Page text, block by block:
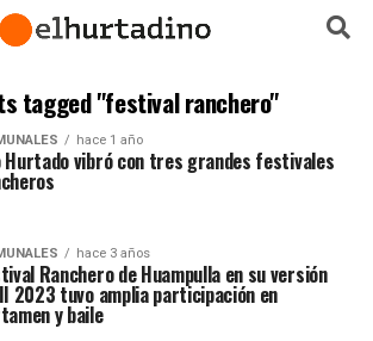
tagged "festival ranchero"
hace 1 año
Hurtado vibró con tres grandes festivales
hace 3 años
Ranchero de Huampulla en su versión
2023 tuvo amplia participación en
y baile